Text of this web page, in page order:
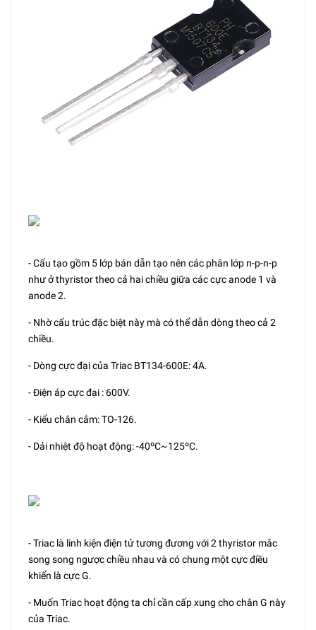
- Cấu tạo gồm 5 lớp bán dẫn tạo nên các phân lớp n-p-n-p
như ở thyristor theo cả hai chiều giữa các cực anode 1 và
anode 2.
- Nhờ cấu trúc đặc biệt này mà có thể dẫn dòng theo cả 2
chiều.
- Dòng cực đại của Triac BT134-600E: 4A.
- Điện áp cực đại : 600V.
- Kiểu chân cắm: TO-126.
- Dải nhiệt độ hoạt động: -40ºC~125ºC.
- Triac là linh kiện điện tử tương đương với 2 thyristor mắc
song song ngược chiều nhau và có chung một cực điều
khiển là cực G.
- Muốn Triac hoạt động ta chỉ cần cấp xung cho chân G này
của Triac.